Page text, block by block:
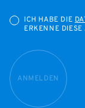
ICH HABE DIE
ERKENNE
ANMELDEN